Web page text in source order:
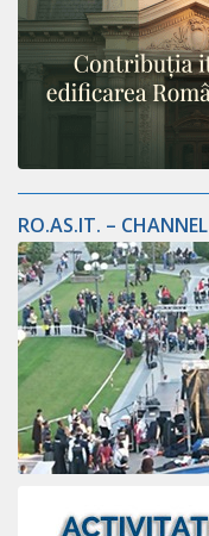
RO.AS.IT. – CHANNEL